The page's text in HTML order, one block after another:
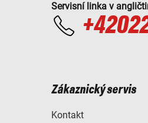
Servisní linka v
Zákaznický servis
Kontakt